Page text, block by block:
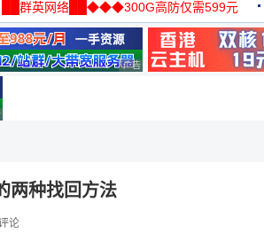
██群英网络██◆◆◆300G高防仅需599元
◆◆◆
择 广告 商业广告，理性选择
商业广告，理性选择
两种找回方法
论